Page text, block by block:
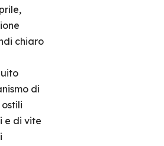
chiaro
di
e di vite